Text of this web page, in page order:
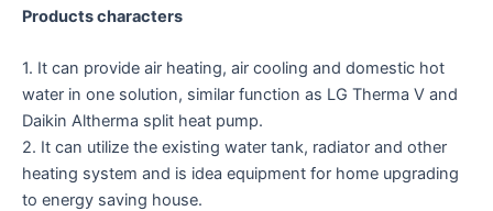
Products characters
1. It can provide air heating, air cooling and domestic hot
water in one solution, similar function as LG Therma V and
Daikin Altherma split heat pump.
2. It can utilize the existing water tank, radiator and other
heating system and is idea equipment for home upgrading
to energy saving house.